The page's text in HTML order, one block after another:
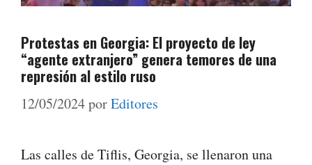
Protestas en Georgia: El proyecto de ley
“agente extranjero” genera temores de una
represión al estilo ruso
12/05/2024porEditores
Las calles de Tiflis, Georgia, se llenaron una